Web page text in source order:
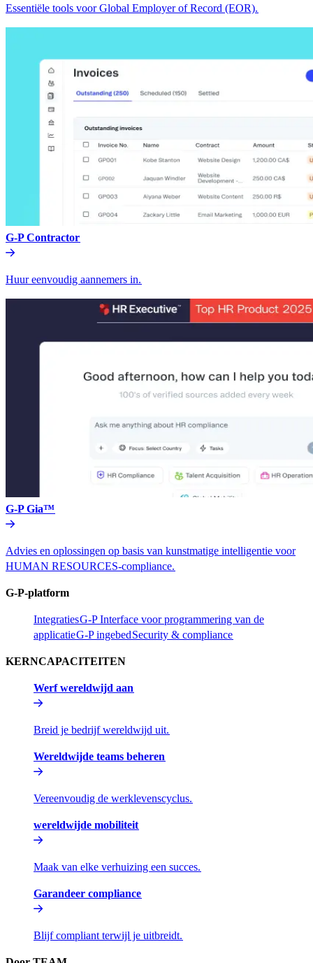
Essentiële tools voor Global Employer of Record (EOR).​​
G-P Contractor​​
Huur eenvoudig aannemers in.​​
G-P Gia™​​
Advies en oplossingen op basis van kunstmatige intelligentie voor
HUMAN RESOURCES-compliance.​​
G-P-platform​​
Integraties​​G-P Interface voor programmering van de
applicatie​​G-P ingebed​​Security & compliance​​
KERNCAPACITEITEN​​
Werf wereldwijd aan​​
Breid je bedrijf wereldwijd uit.​​
Wereldwijde teams beheren​​
Vereenvoudig de werklevenscyclus.​​
wereldwijde mobiliteit​​
Maak van elke verhuizing een succes.​​
Garandeer compliance​​
Blijf compliant terwijl je uitbreidt.​​